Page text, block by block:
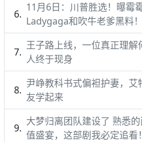
11月6日：川普胜选！曝霉
Ladygaga和吹牛老爹黑料！
王子路上线，一位真正理解
人终于现身
尹峥教科书式偏袒护妻，艾
友学起来
大梦归离团队建设了 熟悉
值盛宴，这部剧我必定追看！